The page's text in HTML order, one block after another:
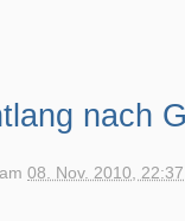
nach
am08. Nov. 2010, 22:37